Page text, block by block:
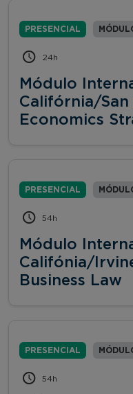
PRESENCIAL
24h
Módulo
Califórnia/San
Economics
PRESENCIAL
54h
Módulo
Califónia/
Business Law
PRESENCIAL
54h